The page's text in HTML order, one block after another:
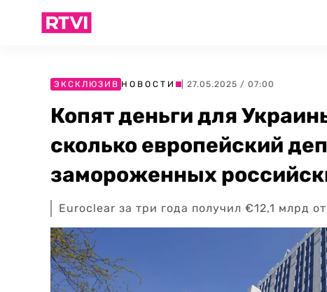
ЭКСКЛЮЗИВ НОВОСТИ | 27.05.2025 / 07:00
Копят деньги для
сколько европейский
замороженных
Euroclear за три года получил €12,1 млрд